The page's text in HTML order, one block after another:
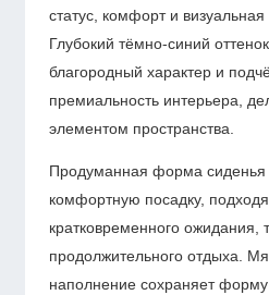
статус, комфорт и визуальная
Глубокий тёмно-синий
благородный характер и
премиальность интерьера,
элементом пространства.
Продуманная форма сиденья
комфортную посадку,
кратковременного ожидания,
продолжительного отдыха.
наполнение сохраняет